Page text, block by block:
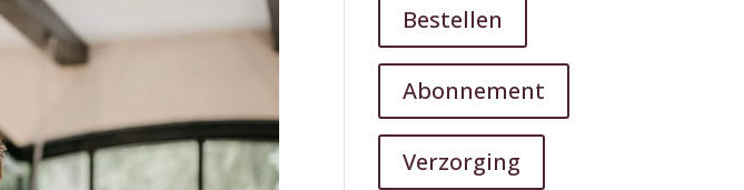
Bestellen
Abonnement
Verzorging